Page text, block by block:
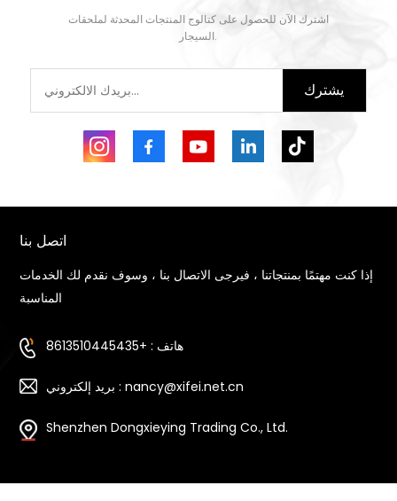
اشترك الآن للحصول على كتالوج المنتجات المحدثة لملحقات
السيجار.
يشترك
اتصل بنا
إذا كنت مهتمًا بمنتجاتنا ، فيرجى الاتصال بنا ، وسوف نقدم لك الخدمات
المناسبة
هاتف : +8613510445435
بريد إلكتروني : nancy@xifei.net.cn
Shenzhen Dongxieying Trading Co., Ltd.